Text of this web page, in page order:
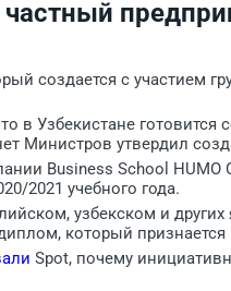
создается с участием
в Узбекистане
Министров утвердил
Business School
2021 учебного года.
узбекском и
который
Spot, почему